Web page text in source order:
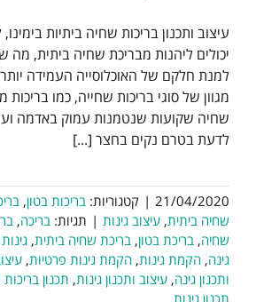
עיצוב ותכנון בריכות שחיה ביתיות
יכולים ליהנות מבריכת שחיה ביתית,
למנת חלקם של האוכלוסייה העמידה
מגוון של סוגי בריכות שחייה, כמו
שחיה שקועות שנטמנות עמוק באדמה
לדעת בטרם נקים בחצר [...]
21/04/2020
| קטגוריות: בריכות בטון,
שחיה ביתית, עיצוב גינות | תגיות: בריכה,
שחיה, בריכת בטון, בריכת שחיה ביתית,
גינה, הקמת גינות, הקמת גינות פרטיות,
ותכנון גינה, עיצוב ותכנון גינות, תכנון
תכנון גינות